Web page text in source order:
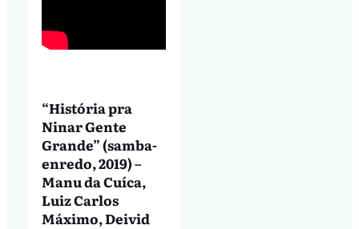
“História pra
Ninar Gente
Grande” (samba-
enredo, 2019) –
Manu da Cuíca,
Luiz Carlos
Máximo, Deivid